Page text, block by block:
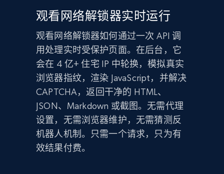
观看网络解锁器实时运行
观看网络解锁器如何通过一次 API 调
用处理实时受保护页面。在后台，它
会在 4 亿+ 住宅 IP 中轮换，模拟真实
浏览器指纹，渲染 JavaScript，并解决
CAPTCHA，返回干净的 HTML、
JSON、Markdown 或截图。无需代理
设置，无需浏览器维护，无需猜测反
机器人机制。只需一个请求，只为有
效结果付费。